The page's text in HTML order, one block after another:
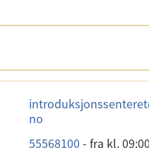
introduksjonssenteret
no
55568100 - fra kl. 09:00